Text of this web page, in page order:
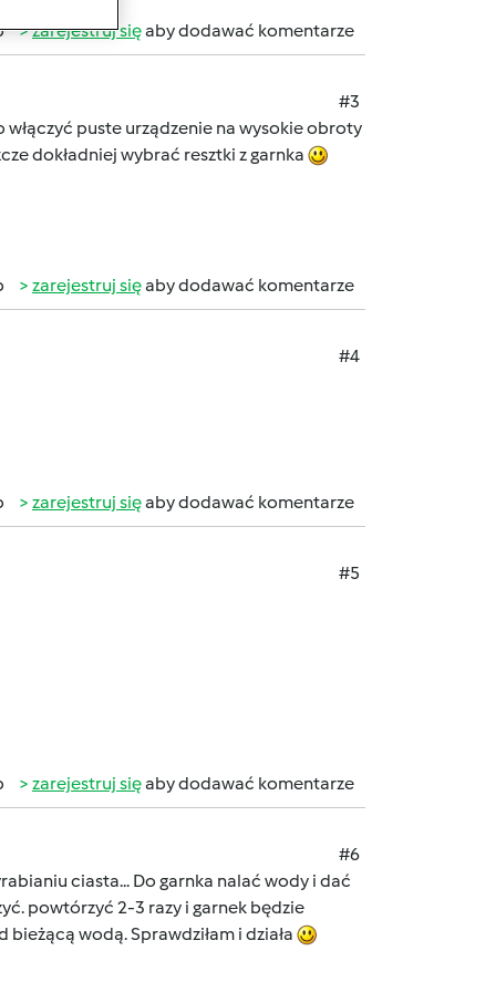
zarejestruj sięaby dodawać komentarze
#3
puste urządzenie na wysokie obroty
dokładniej wybrać resztki z garnka
zarejestruj sięaby dodawać komentarze
#4
zarejestruj sięaby dodawać komentarze
#5
zarejestruj sięaby dodawać komentarze
#6
ciasta... Do garnka nalać wody i dać
powtórzyć 2-3 razy i garnek będzie
wodą. Sprawdziłam i działa